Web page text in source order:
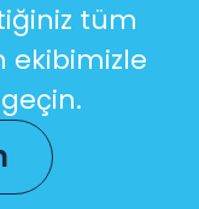
tüm
ekibimizle